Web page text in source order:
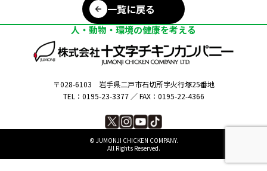
一覧に戻る
人・動物・環境の健康を考える
〒028-6103 岩手県二戸市石切所字火行塚25番地
TEL：0195-23-3377 ／FAX：0195-22-4366
©︎ JUMONJI CHICKEN COMPANY.
All Rights Reserved.